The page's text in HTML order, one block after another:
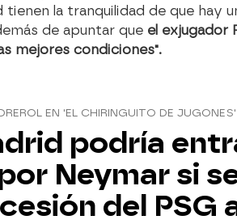
tienen la tranquilidad de que hay
de apuntar que el exjugador
mejores condiciones".
EN 'EL CHIRINGUITO DE JUGONES'
podría
Neymar si
del PSG